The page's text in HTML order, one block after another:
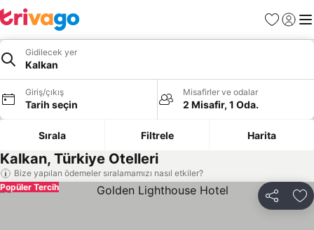
Favoriler
Giriş
Gidilecek yer
Kalkan
Giriş/çıkış
Tarih seçin
Misafirler ve odalar
2 Misafir, 1 Oda.
Sırala Filtrele Harita
Kalkan, Türkiye Otelleri
Bize yapılan ödemeler sıralamamızı nasıl etkiler?
Paylaş
Popüler Tercih